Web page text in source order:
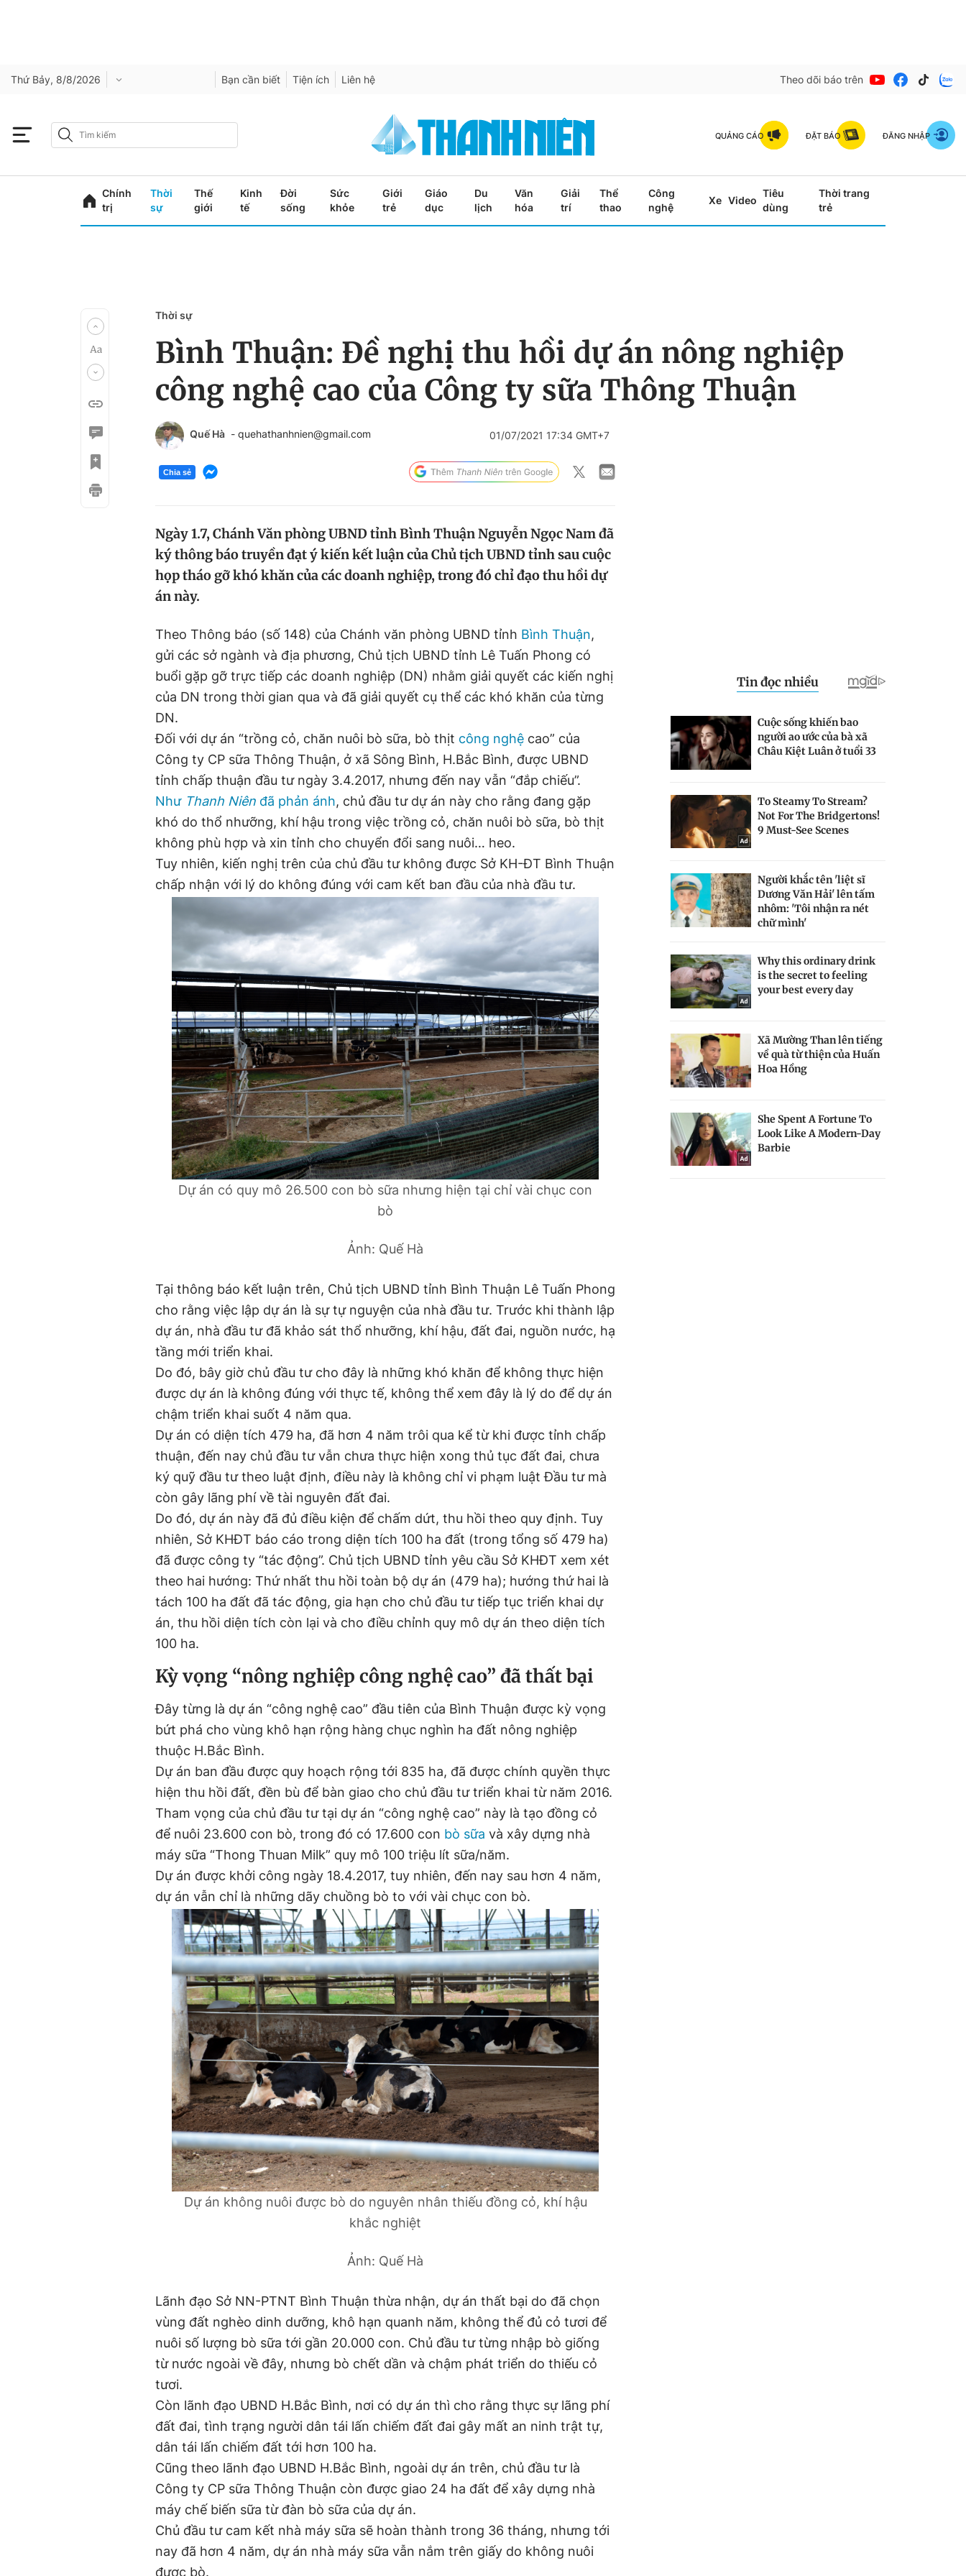
Thứ Bảy, 8/8/2026 Bạn cần biết Tiện ích Liên hệ Theo dõi báo trên
QUẢNG CÁO ĐẶT BÁO ĐĂNG NHẬP
Chính
trị
Thời
sự
Thế
giới
Kinh
tế
Đời
sống
Sức
khỏe
Giới
trẻ
Giáo
dục
Du
lịch
Văn
hóa
Giải
trí
Thể
thao
Công
nghệ
Xe Video
Tiêu
dùng
Thời trang
trẻ
Thời sự
Bình Thuận: Đề nghị thu hồi dự án nông nghiệp
công nghệ cao của Công ty sữa Thông Thuận
Quế Hà - quehathanhnien@gmail.com 01/07/2021 17:34 GMT+7
Chia sẻ
Ngày 1.7, Chánh Văn phòng UBND tỉnh Bình Thuận Nguyễn Ngọc Nam đã
ký thông báo truyền đạt ý kiến kết luận của Chủ tịch UBND tỉnh sau cuộc
họp tháo gỡ khó khăn của các doanh nghiệp, trong đó chỉ đạo thu hồi dự
án này.
Theo Thông báo (số 148) của Chánh văn phòng UBND tỉnh Bình Thuận,
gửi các sở ngành và địa phương, Chủ tịch UBND tỉnh Lê Tuấn Phong có
buổi gặp gỡ trực tiếp các doanh nghiệp (DN) nhằm giải quyết các kiến nghị
của DN trong thời gian qua và đã giải quyết cụ thể các khó khăn của từng
DN.
Đối với dự án “trồng cỏ, chăn nuôi bò sữa, bò thịt công nghệ cao” của
Công ty CP sữa Thông Thuận, ở xã Sông Bình, H.Bắc Bình, được UBND
tỉnh chấp thuận đầu tư ngày 3.4.2017, nhưng đến nay vẫn “đắp chiếu”.
Như Thanh Niên đã phản ánh, chủ đầu tư dự án này cho rằng đang gặp
khó do thổ nhưỡng, khí hậu trong việc trồng cỏ, chăn nuôi bò sữa, bò thịt
không phù hợp và xin tỉnh cho chuyển đổi sang nuôi… heo.
Tuy nhiên, kiến nghị trên của chủ đầu tư không được Sở KH-ĐT Bình Thuận
chấp nhận với lý do không đúng với cam kết ban đầu của nhà đầu tư.
Dự án có quy mô 26.500 con bò sữa nhưng hiện tại chỉ vài chục con
bò
Ảnh: Quế Hà
Tại thông báo kết luận trên, Chủ tịch UBND tỉnh Bình Thuận Lê Tuấn Phong
cho rằng việc lập dự án là sự tự nguyện của nhà đầu tư. Trước khi thành lập
dự án, nhà đầu tư đã khảo sát thổ nhưỡng, khí hậu, đất đai, nguồn nước, hạ
tầng mới triển khai.
Do đó, bây giờ chủ đầu tư cho đây là những khó khăn để không thực hiện
được dự án là không đúng với thực tế, không thể xem đây là lý do để dự án
chậm triển khai suốt 4 năm qua.
Dự án có diện tích 479 ha, đã hơn 4 năm trôi qua kể từ khi được tỉnh chấp
thuận, đến nay chủ đầu tư vẫn chưa thực hiện xong thủ tục đất đai, chưa
ký quỹ đầu tư theo luật định, điều này là không chỉ vi phạm luật Đầu tư mà
còn gây lãng phí về tài nguyên đất đai.
Do đó, dự án này đã đủ điều kiện để chấm dứt, thu hồi theo quy định. Tuy
nhiên, Sở KHĐT báo cáo trong diện tích 100 ha đất (trong tổng số 479 ha)
đã được công ty “tác động”. Chủ tịch UBND tỉnh yêu cầu Sở KHĐT xem xét
theo hai hướng: Thứ nhất thu hồi toàn bộ dự án (479 ha); hướng thứ hai là
tách 100 ha đất đã tác động, gia hạn cho chủ đầu tư tiếp tục triển khai dự
án, thu hồi diện tích còn lại và cho điều chỉnh quy mô dự án theo diện tích
100 ha.
Kỳ vọng “nông nghiệp công nghệ cao” đã thất bại
Đây từng là dự án “công nghệ cao” đầu tiên của Bình Thuận được kỳ vọng
bứt phá cho vùng khô hạn rộng hàng chục nghìn ha đất nông nghiệp
thuộc H.Bắc Bình.
Dự án ban đầu được quy hoạch rộng tới 835 ha, đã được chính quyền thực
hiện thu hồi đất, đền bù để bàn giao cho chủ đầu tư triển khai từ năm 2016.
Tham vọng của chủ đầu tư tại dự án “công nghệ cao” này là tạo đồng cỏ
để nuôi 23.600 con bò, trong đó có 17.600 con bò sữa và xây dựng nhà
máy sữa “Thong Thuan Milk” quy mô 100 triệu lít sữa/năm.
Dự án được khởi công ngày 18.4.2017, tuy nhiên, đến nay sau hơn 4 năm,
dự án vẫn chỉ là những dãy chuồng bò to với vài chục con bò.
Dự án không nuôi được bò do nguyên nhân thiếu đồng cỏ, khí hậu
khắc nghiệt
Ảnh: Quế Hà
Lãnh đạo Sở NN-PTNT Bình Thuận thừa nhận, dự án thất bại do đã chọn
vùng đất nghèo dinh dưỡng, khô hạn quanh năm, không thể đủ cỏ tươi để
nuôi số lượng bò sữa tới gần 20.000 con. Chủ đầu tư từng nhập bò giống
từ nước ngoài về đây, nhưng bò chết dần và chậm phát triển do thiếu cỏ
tươi.
Còn lãnh đạo UBND H.Bắc Bình, nơi có dự án thì cho rằng thực sự lãng phí
đất đai, tình trạng người dân tái lấn chiếm đất đai gây mất an ninh trật tự,
dân tái lấn chiếm đất tới hơn 100 ha.
Cũng theo lãnh đạo UBND H.Bắc Bình, ngoài dự án trên, chủ đầu tư là
Công ty CP sữa Thông Thuận còn được giao 24 ha đất để xây dựng nhà
máy chế biến sữa từ đàn bò sữa của dự án.
Chủ đầu tư cam kết nhà máy sữa sẽ hoàn thành trong 36 tháng, nhưng tới
nay đã hơn 4 năm, dự án nhà máy sữa vẫn nắm trên giấy do không nuôi
được bò.